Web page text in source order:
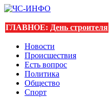
ГЛАВНОЕ: День строителя
Новости
Происшествия
Есть вопрос
Политика
Общество
Спорт